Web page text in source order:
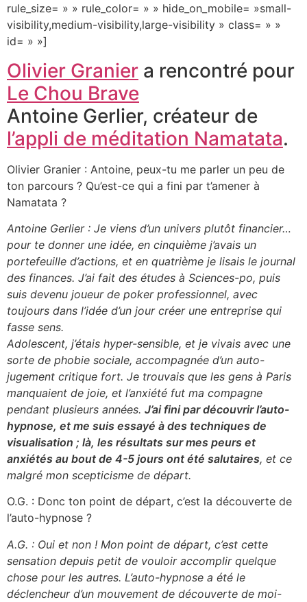
rule_size= » » rule_color= » » hide_on_mobile= »small-
visibility,medium-visibility,large-visibility » class= » »
id= » »]
Olivier Granier a rencontré pour
Le Chou Brave
Antoine Gerlier, créateur de
l’appli de méditation Namatata.
Olivier Granier : Antoine, peux-tu me parler un peu de
ton parcours ? Qu’est-ce qui a fini par t’amener à
Namatata ?
Antoine Gerlier : Je viens d’un univers plutôt financier…
pour te donner une idée, en cinquième j’avais un
portefeuille d’actions, et en quatrième je lisais le journal
des finances. J’ai fait des études à Sciences-po, puis
suis devenu joueur de poker professionnel, avec
toujours dans l’idée d’un jour créer une entreprise qui
fasse sens.
Adolescent, j’étais hyper-sensible, et je vivais avec une
sorte de phobie sociale, accompagnée d’un auto-
jugement critique fort. Je trouvais que les gens à Paris
manquaient de joie, et l’anxiété fut ma compagne
pendant plusieurs années. J’ai fini par découvrir l’auto-
hypnose, et me suis essayé à des techniques de
visualisation ; là, les résultats sur mes peurs et
anxiétés au bout de 4-5 jours ont été salutaires, et ce
malgré mon scepticisme de départ.
O.G. : Donc ton point de départ, c’est la découverte de
l’auto-hypnose ?
A.G. : Oui et non ! Mon point de départ, c’est cette
sensation depuis petit de vouloir accomplir quelque
chose pour les autres. L’auto-hypnose a été le
déclencheur d’un mouvement de découverte de moi-